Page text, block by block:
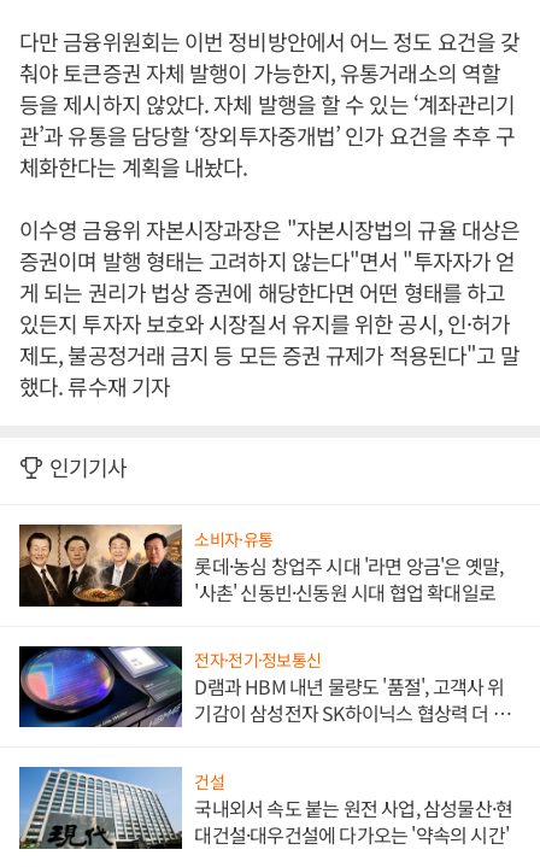
다만 금융위원회는 이번 정비방안에서 어느 정도 요건을 갖
춰야 토큰증권 자체 발행이 가능한지, 유통거래소의 역할
등을 제시하지 않았다. 자체 발행을 할 수 있는 ‘계좌관리기
관’과 유통을 담당할 ‘장외투자중개법’ 인가 요건을 추후 구
체화한다는 계획을 내놨다.
이수영 금융위 자본시장과장은 "자본시장법의 규율 대상은
증권이며 발행 형태는 고려하지 않는다"면서 "투자자가 얻
게 되는 권리가 법상 증권에 해당한다면 어떤 형태를 하고
있든지 투자자 보호와 시장질서 유지를 위한 공시, 인·허가
제도, 불공정거래 금지 등 모든 증권 규제가 적용된다"고 말
했다. 류수재 기자
인기기사
소비자·유통
롯데·농심 창업주 시대 '라면 앙금'은 옛말,
'사촌' 신동빈·신동원 시대 협업 확대일로
전자·전기·정보통신
D램과 HBM 내년 물량도 '품절', 고객사 위
기감이 삼성전자 SK하이닉스 협상력 더 키
건설
국내외서 속도 붙는 원전 사업, 삼성물산·현
대건설·대우건설에 다가오는 '약속의 시간'